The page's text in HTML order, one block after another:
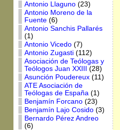
Antonio Llaguno(23)
Antonio Moreno de la
Fuente(6)
Antonio Sanchis Pallarés
(1)
Antonio Vicedo(7)
Antonio Zugasti(112)
Asociación de Teólogas y
Teólogos Juan XXIII
(28)
Asunción Poudereux(11)
ATE Asociación de
Teólogas de España(1)
Benjamín Forcano(23)
Benjamín Lajo Cosido(3)
Bernardo Pérez Andreo
(6)